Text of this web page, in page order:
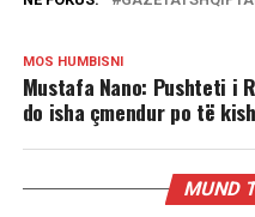
MOS HUMBISNI
Mustafa Nano: Pushteti i
do isha çmendur po të
MUND